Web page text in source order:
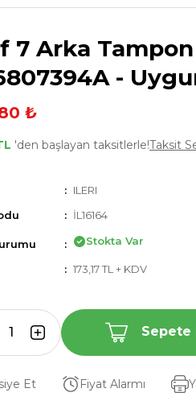
7 Arka
-
₺
'den başlayan taksitlerle!Taksit
ILERI
İL16164
Stokta Var
173,17 TL + KDV
Sepete
Et Fiyat Alarmı